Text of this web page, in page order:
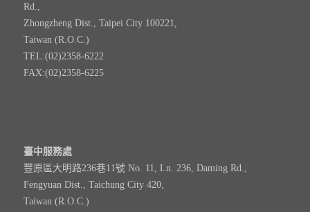
Rd.,
Zhongzheng Dist., Taipei City 100221,
Taiwan (R.O.C.)
TEL:(02)2358-6222
FAX:(02)2358-6225
臺中服務處
豐原區大明路236巷11號 No. 11, Ln. 236, Daming Rd.,
Fengyuan Dist., Taichung City 420,
Taiwan (R.O.C.)